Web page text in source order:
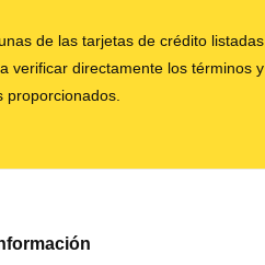
de las tarjetas de crédito listadas
verificar directamente los términos y